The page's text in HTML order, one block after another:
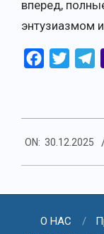
вперед,
энтузиазмом
Facebook
Twitter
12-
30
ON: 30.12.2025
О НАС